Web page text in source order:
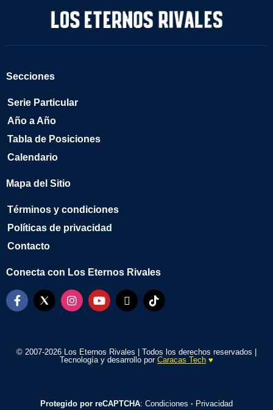
Secciones
Serie Particular
Año a Año
Tabla de Posiciones
Calendario
Mapa del Sitio
Términos y condiciones
Políticas de privacidad
Contacto
Conecta con Los Eternos Rivales
© 2007-2026 Los Eternos Rivales | Todos los derechos reservados |
Tecnología y desarrollo por Caracas Tech ♥️
Protegido por reCAPTCHA: Condiciones · Privacidad